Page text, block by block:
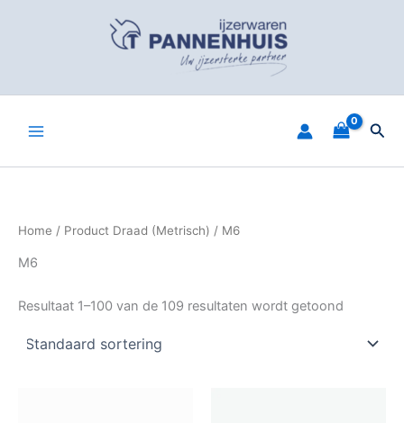
Home / Product Draad (Metrisch) / M6
M6
Resultaat 1–100 van de 109 resultaten wordt getoond